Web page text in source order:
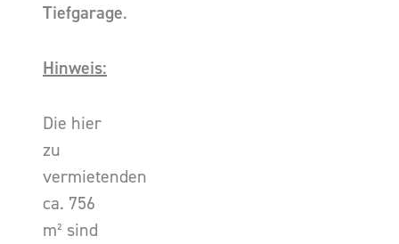
Tiefgarage.
Hinweis:
Die hier
zu
vermietenden
ca. 756
m² sind